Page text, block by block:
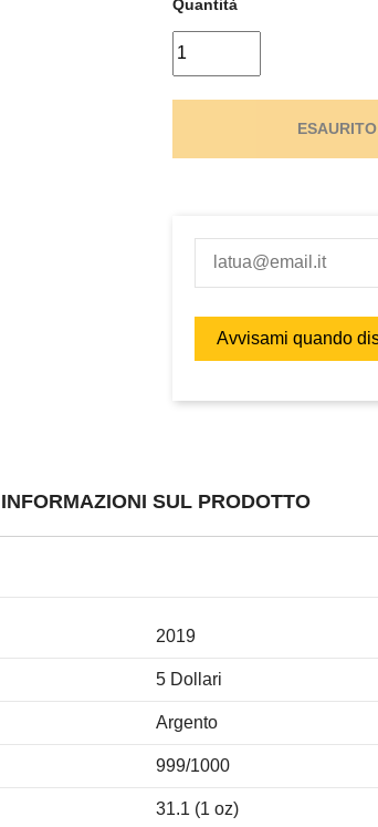
Quantità
ESAURITO
INFORMAZIONI SUL PRODOTTO
2019
5 Dollari
Argento
999/1000
31.1 (1 oz)